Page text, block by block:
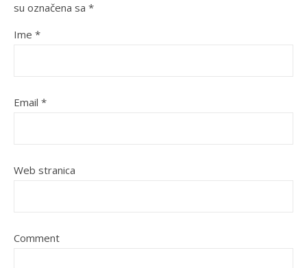
su označena sa *
Ime *
Email *
Web stranica
Comment